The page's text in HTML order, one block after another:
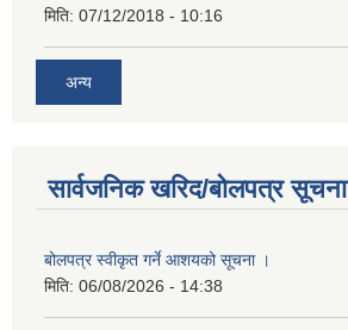
मिति: 07/12/2018 - 10:16
अन्य
सार्वजनिक खरिद/बोलपत्र सूचना
बोलपत्र स्वीकृत गर्ने आशयको सूचना ।
मिति: 06/08/2026 - 14:38